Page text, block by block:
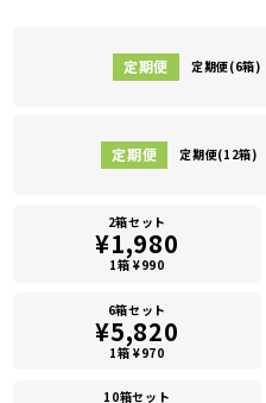
定期便(6箱)
定期便(12箱)
2箱セット
¥1,980
1箱 ¥990
6箱セット
¥5,820
1箱 ¥970
10箱セット